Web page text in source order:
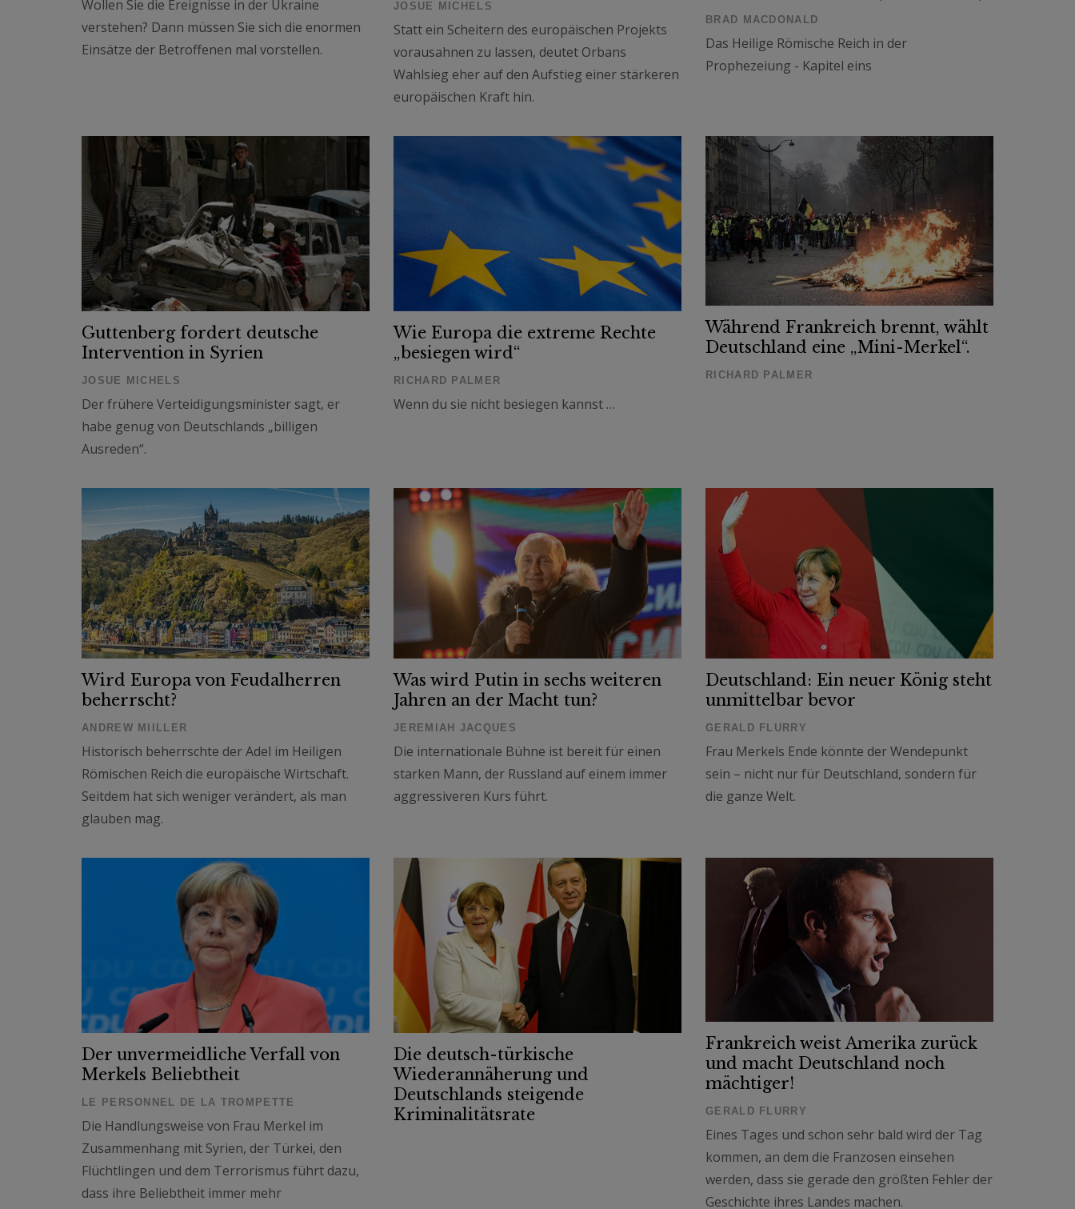
Wollen Sie die Ereignisse in der Ukraine
verstehen? Dann müssen Sie sich die enormen
Einsätze der Betroffenen mal vorstellen.
JOSUE MICHELS
Statt ein Scheitern des europäischen Projekts
vorausahnen zu lassen, deutet Orbans
Wahlsieg eher auf den Aufstieg einer stärkeren
europäischen Kraft hin.
BRAD MACDONALD
Das Heilige Römische Reich in der
Prophezeiung - Kapitel eins
Guttenberg fordert deutsche
Intervention in Syrien
JOSUE MICHELS
Der frühere Verteidigungsminister sagt, er
habe genug von Deutschlands „billigen
Ausreden“.
Wie Europa die extreme Rechte
„besiegen wird“
RICHARD PALMER
Wenn du sie nicht besiegen kannst …
Während Frankreich brennt, wählt
Deutschland eine „Mini-Merkel“.
RICHARD PALMER
Wird Europa von Feudalherren
beherrscht?
ANDREW MIILLER
Historisch beherrschte der Adel im Heiligen
Römischen Reich die europäische Wirtschaft.
Seitdem hat sich weniger verändert, als man
glauben mag.
Was wird Putin in sechs weiteren
Jahren an der Macht tun?
JEREMIAH JACQUES
Die internationale Bühne ist bereit für einen
starken Mann, der Russland auf einem immer
aggressiveren Kurs führt.
Deutschland: Ein neuer König steht
unmittelbar bevor
GERALD FLURRY
Frau Merkels Ende könnte der Wendepunkt
sein – nicht nur für Deutschland, sondern für
die ganze Welt.
Der unvermeidliche Verfall von
Merkels Beliebtheit
LE PERSONNEL DE LA TROMPETTE
Die Handlungsweise von Frau Merkel im
Zusammenhang mit Syrien, der Türkei, den
Flüchtlingen und dem Terrorismus führt dazu,
dass ihre Beliebtheit immer mehr
Die deutsch-türkische
Wiederannäherung und
Deutschlands steigende
Kriminalitätsrate
Frankreich weist Amerika zurück
und macht Deutschland noch
mächtiger!
GERALD FLURRY
Eines Tages und schon sehr bald wird der Tag
kommen, an dem die Franzosen einsehen
werden, dass sie gerade den größten Fehler der
Geschichte ihres Landes machen.